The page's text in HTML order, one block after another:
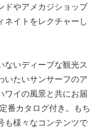
ドやアメカジショップ
ネイトをレクチャーし
ないディープな観光ス
いたいサンサーフのア
ワイの風景と共にお届
番カタログ付き。もち
様々なコンテンツで